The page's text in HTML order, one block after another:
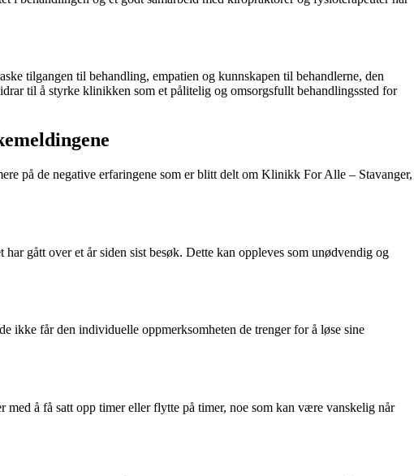
tilgangen til behandling, empatien og kunnskapen til behandlerne, den
til å styrke klinikken som et pålitelig og omsorgsfullt behandlingssted for
på de negative erfaringene som er blitt delt om Klinikk For Alle – Stavanger,
gått over et år siden sist besøk. Dette kan oppleves som unødvendig og
ikke får den individuelle oppmerksomheten de trenger for å løse sine
å få satt opp timer eller flytte på timer, noe som kan være vanskelig når